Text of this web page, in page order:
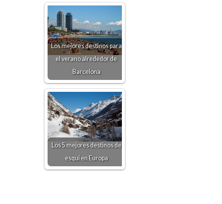
Los mejores destinos para
el verano alrededor de
Barcelona
Los 5 mejores destinos de
esquí en Europa